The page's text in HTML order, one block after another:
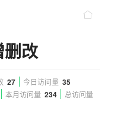
改
27 今日访问量 35
本月访问量 234 总访问量